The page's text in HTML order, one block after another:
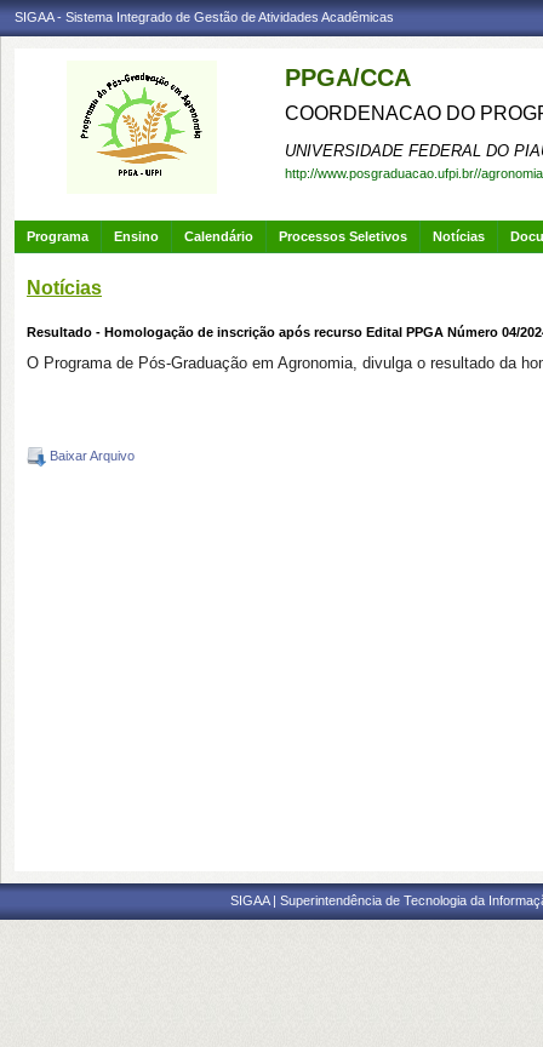
SIGAA - Sistema Integrado de Gestão de Atividades Acadêmicas
PPGA/CCA
COORDENACAO DO
UNIVERSIDADE FEDERAL DO
http://www.posgraduacao.ufpi.br//agronomia
Programa Ensino Calendário Processos Seletivos Notícias
Notícias
Resultado - Homologação de inscrição após recurso Edital PPGA Número 04/
O Programa de Pós-Graduação em Agronomia, divulga o resultado da
Baixar Arquivo
SIGAA | Superintendência de Tecnologia da